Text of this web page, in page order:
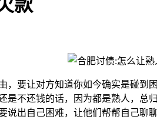
款
让对方知道你如今确实是碰到
不还钱的话，因为都是熟人，
出自己困难，让他们帮帮自己聊